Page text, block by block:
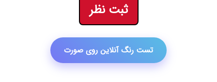
ثبت نظر
تست رنگ آنلاین روی صورت